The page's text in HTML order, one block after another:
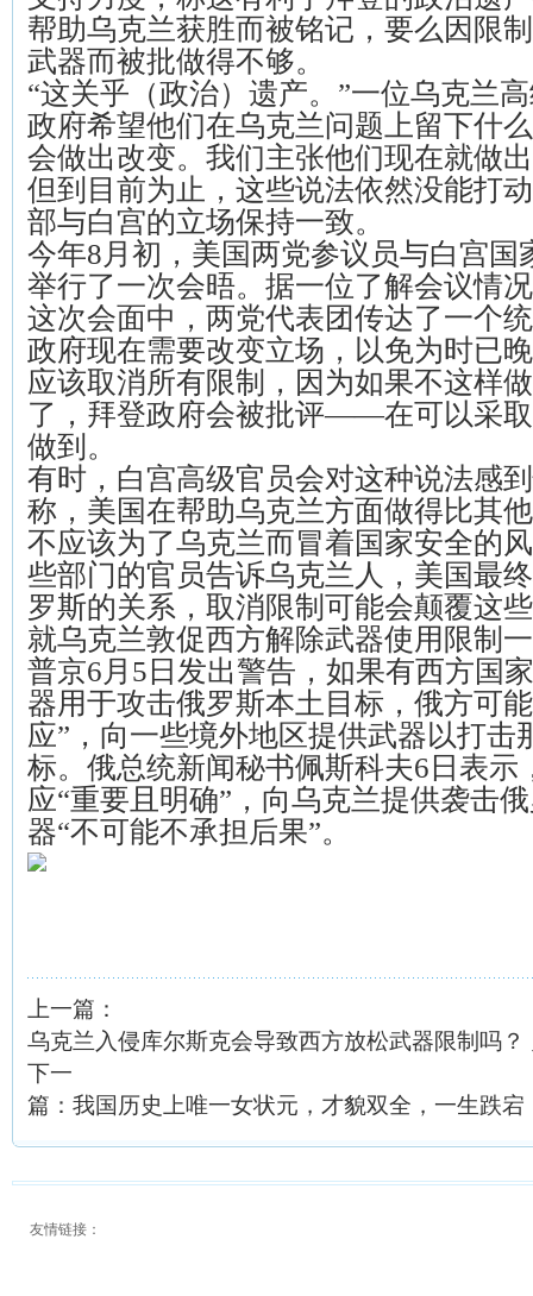
帮助乌克兰获胜而被铭记，要么因限
武器而被批做得不够。
“这关乎（政治）遗产。”一位乌克兰
政府希望他们在乌克兰问题上留下什
会做出改变。我们主张他们现在就做
但到目前为止，这些说法依然没能打
部与白宫的立场保持一致。
今年8月初，美国两党参议员与白宫国
举行了一次会晤。据一位了解会议情
这次会面中，两党代表团传达了一个
政府现在需要改变立场，以免为时已
应该取消所有限制，因为如果不这样
了，拜登政府会被批评——在可以采
做到。
有时，白宫高级官员会对这种说法感
称，美国在帮助乌克兰方面做得比其
不应该为了乌克兰而冒着国家安全的
些部门的官员告诉乌克兰人，美国最
罗斯的关系，取消限制可能会颠覆这
就乌克兰敦促西方解除武器使用限制
普京6月5日发出警告，如果有西方国
器用于攻击俄罗斯本土目标，俄方可
应”，向一些境外地区提供武器以打击
标。俄总统新闻秘书佩斯科夫6日表示
应“重要且明确”，向乌克兰提供袭击
器“不可能不承担后果”。
上一篇：
乌克兰入侵库尔斯克会导致西方放松武器限制吗
下一
篇： 我国历史上唯一女状元，才貌双全，一生跌
友情链接：